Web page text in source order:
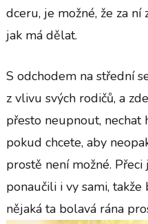
dceru, je možné, že za
jak má dělat.
S odchodem na střední
z vlivu svých rodičů, a
přesto neupnout, nechat
pokud chcete, aby
prostě není možné.
ponaučili i vy sami,
nějaká ta bolavá rána